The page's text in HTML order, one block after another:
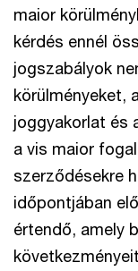
maior
kérdés ennél
jogszabályok
körülményeket,
joggyakorlat és
a vis maior
szerződésekre
időpontjában
értendő, amely